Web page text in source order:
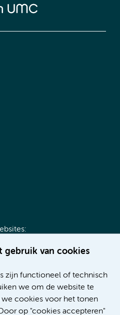
gebruik van cookies
zijn functioneel of technisch
we om de website te
cookies voor het tonen
op "cookies accepteren"